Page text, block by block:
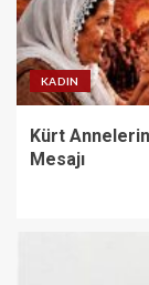
KADIN
Kürt
Mesajı